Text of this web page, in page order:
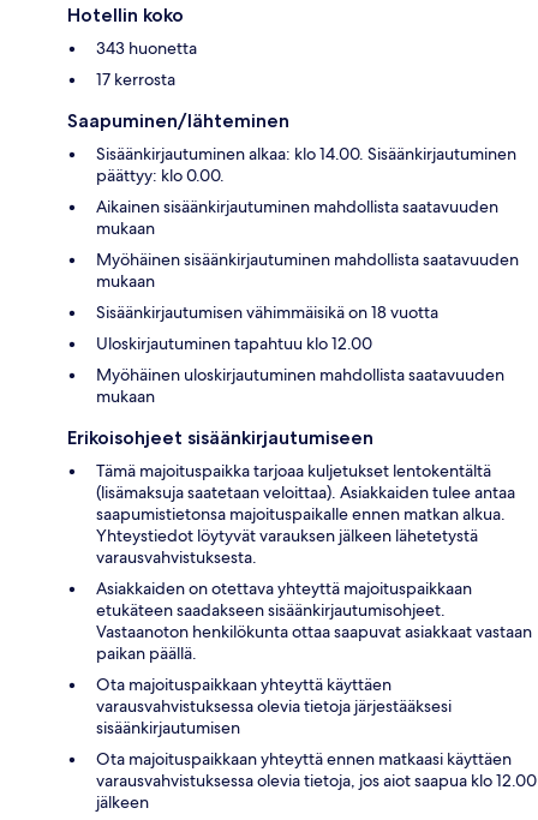
Hotellin koko
343 huonetta
17 kerrosta
Saapuminen/lähteminen
Sisäänkirjautuminen alkaa: klo 14.00. Sisäänkirjautuminen
päättyy: klo 0.00.
Aikainen sisäänkirjautuminen mahdollista saatavuuden
mukaan
Myöhäinen sisäänkirjautuminen mahdollista saatavuuden
mukaan
Sisäänkirjautumisen vähimmäisikä on 18 vuotta
Uloskirjautuminen tapahtuu klo 12.00
Myöhäinen uloskirjautuminen mahdollista saatavuuden
mukaan
Erikoisohjeet sisäänkirjautumiseen
Tämä majoituspaikka tarjoaa kuljetukset lentokentältä
(lisämaksuja saatetaan veloittaa). Asiakkaiden tulee antaa
saapumistietonsa majoituspaikalle ennen matkan alkua.
Yhteystiedot löytyvät varauksen jälkeen lähetetystä
varausvahvistuksesta.
Asiakkaiden on otettava yhteyttä majoituspaikkaan
etukäteen saadakseen sisäänkirjautumisohjeet.
Vastaanoton henkilökunta ottaa saapuvat asiakkaat vastaan
paikan päällä.
Ota majoituspaikkaan yhteyttä käyttäen
varausvahvistuksessa olevia tietoja järjestääksesi
sisäänkirjautumisen
Ota majoituspaikkaan yhteyttä ennen matkaasi käyttäen
varausvahvistuksessa olevia tietoja, jos aiot saapua klo 12.00
jälkeen